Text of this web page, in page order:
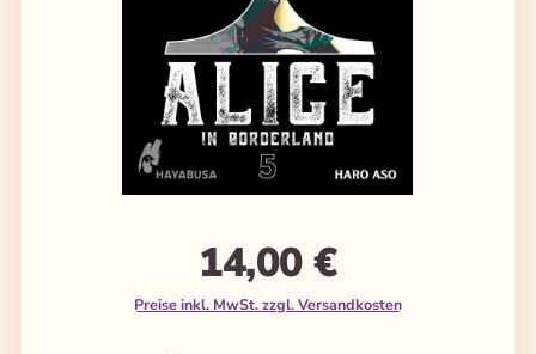
14,00 €
Preise inkl. MwSt. zzgl. Versandkosten